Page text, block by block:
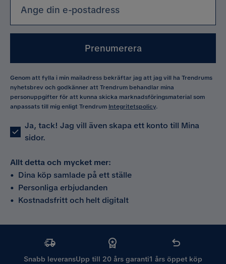
Prenumerera
Genom att fylla i min mailadress bekräftar jag att jag vill ha Trendrums
nyhetsbrev och godkänner att Trendrum behandlar mina
personuppgifter för att kunna skicka marknadsföringsmaterial som
anpassats till mig enligt Trendrum Integritetspolicy.
Ja, tack! Jag vill även skapa ett konto till Mina
sidor.
Allt detta och mycket mer:
• Dina köp samlade på ett ställe
• Personliga erbjudanden
• Kostnadsfritt och helt digitalt
Snabb leveransUpp till 20 års garanti1 års öppet köp